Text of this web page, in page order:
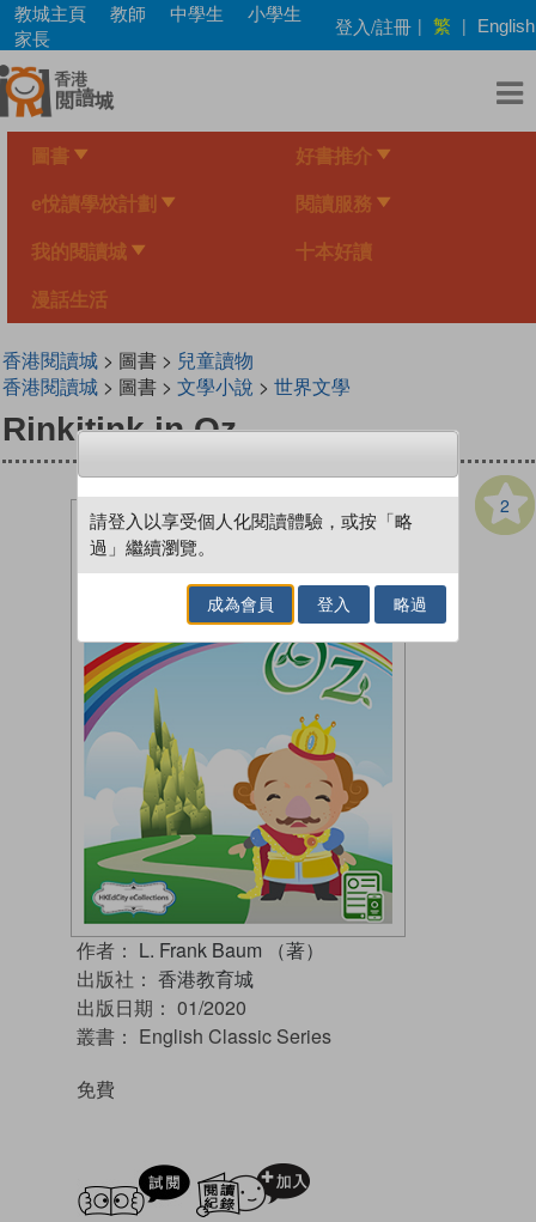
Skip
main
content
教城主頁 教師 中學生
小學生
家長
登入/註冊 | 繁 | English
圖書 好書推介
e悅讀學校計劃 閱讀服務
我的閱讀城 十本好讀
漫話生活
香港閱讀城> 圖書 > 兒童讀物
香港閱讀城> 圖書 > 文學小說 > 世界文學
Rinkitink in Oz
2
作者： L. Frank Baum （著）
出版社： 香港教育城
出版日期： 01/2020
叢書： English Classic Series
免費
試閲
請登入以享受個人化閱讀體驗，或按「略
過」繼續瀏覽。
成為會員 登入 略過